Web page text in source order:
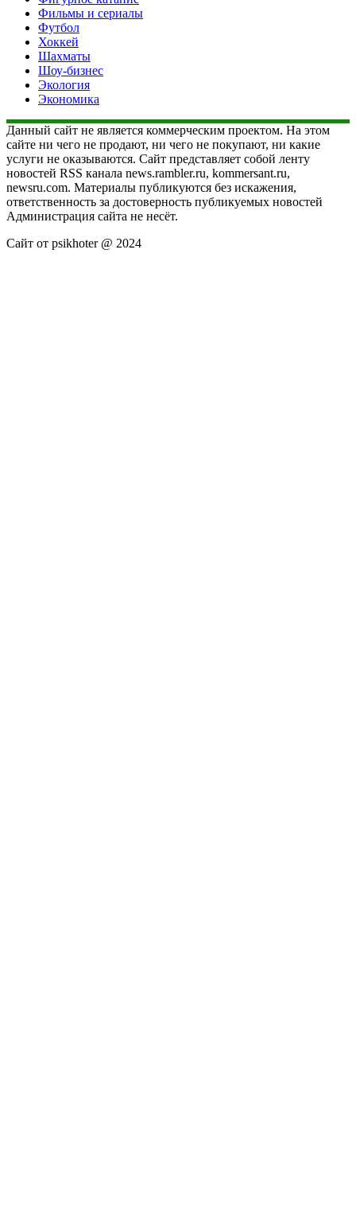
Фильмы и сериалы
Футбол
Хоккей
Шахматы
Шоу-бизнес
Экология
Экономика
Данный сайт не является коммерческим проектом. На этом
сайте ни чего не продают, ни чего не покупают, ни какие
услуги не оказываются. Сайт представляет собой ленту
новостей RSS канала news.rambler.ru, kommersant.ru,
newsru.com. Материалы публикуются без искажения,
ответственность за достоверность публикуемых новостей
Администрация сайта не несёт.
Сайт от psikhoter @ 2024